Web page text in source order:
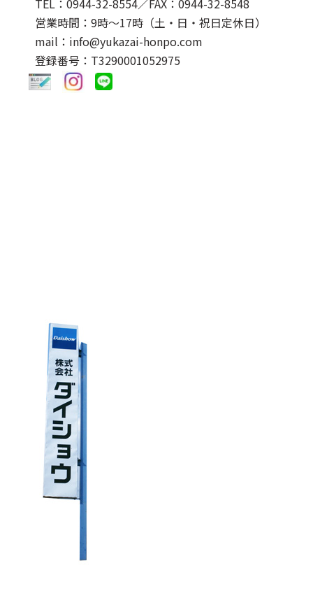
TEL：0944-32-8554／FAX：0944-32-8548
営業時間：9時～17時（土・日・祝日定休日）
mail：info@yukazai-honpo.com
登録番号：T3290001052975